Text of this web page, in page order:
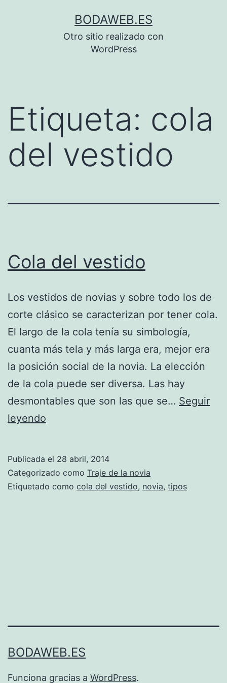
BODAWEB.ES
Otro sitio realizado con
WordPress
Etiqueta: cola
del vestido
Cola del vestido
Los vestidos de novias y sobre todo los de
corte clásico se caracterizan por tener cola.
El largo de la cola tenía su simbología,
cuanta más tela y más larga era, mejor era
la posición social de la novia. La elección
de la cola puede ser diversa. Las hay
desmontables que son las que se… Seguir
leyendo
Publicada el 28 abril, 2014
Categorizado como Traje de la novia
Etiquetado como cola del vestido, novia, tipos
BODAWEB.ES
Funciona gracias a WordPress.